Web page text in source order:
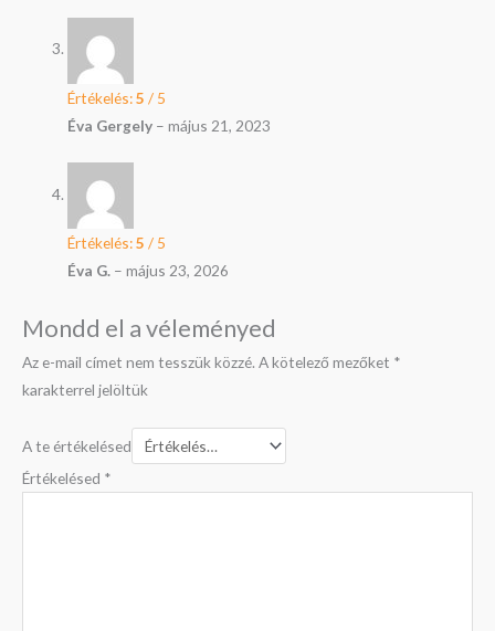
Értékelés:5 / 5
Éva Gergely – május 21, 2023
Értékelés:5 / 5
Éva G. – május 23, 2026
Mondd el a véleményed
Az e-mail címet nem tesszük közzé. A kötelező mezőket *
karakterrel jelöltük
A te értékelésed
Értékelésed *